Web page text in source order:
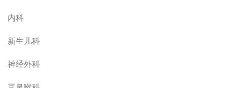
内科
新生儿科
神经外科